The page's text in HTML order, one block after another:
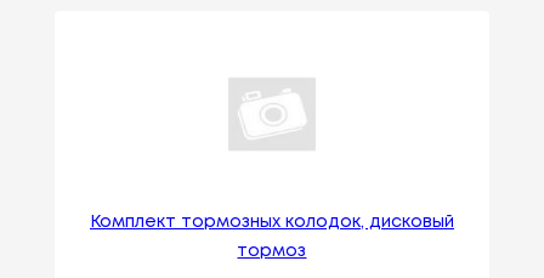
Комплект тормозных колодок, дисковый
тормоз